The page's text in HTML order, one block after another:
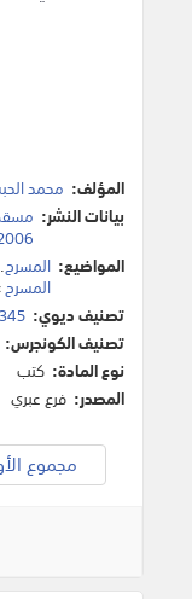
المؤلف: محمد
بيانات النشر:
المواضيع: المسرح.
المسرح
تصنيف ديوي: 2006.
تصنيف الكونجرس:
نوع المادة: كتب
المصدر: فرع عبري
مجموع